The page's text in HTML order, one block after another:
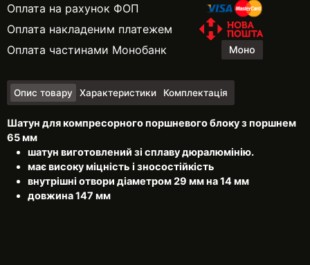
Оплата на рахунок ФОП
Оплата накладеним платежем
Оплата частинами Монобанк
Опис товару Характеристики Комплектація
Шатун для компресорного поршневого блоку з поршнем
65 мм
шатун виготовлений зі сплаву дюралюмінію.
має високу міцність і зносостійкість
внутрішні отвори діаметром 29 мм на 14 мм
довжина 147 мм